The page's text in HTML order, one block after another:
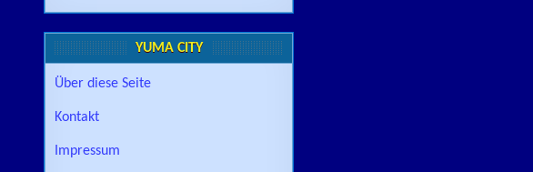
YUMA CITY
Über diese Seite
Kontakt
Impressum